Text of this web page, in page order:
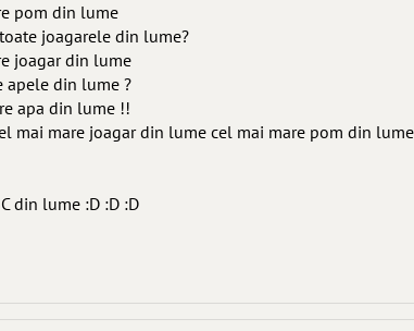
pom din lume
joagarele din lume?
joagar din lume
apele din lume ?
apa din lume !!
mai mare joagar din lume cel mai mare pom din
din lume :D :D :D